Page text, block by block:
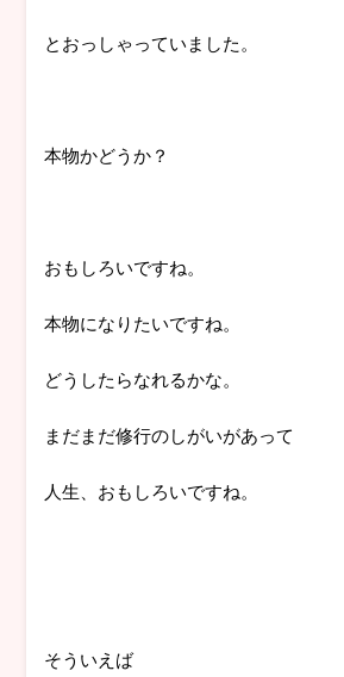
とおっしゃっていました。
本物かどうか？
おもしろいですね。
本物になりたいですね。
どうしたらなれるかな。
まだまだ修行のしがいがあって
人生、おもしろいですね。
そういえば